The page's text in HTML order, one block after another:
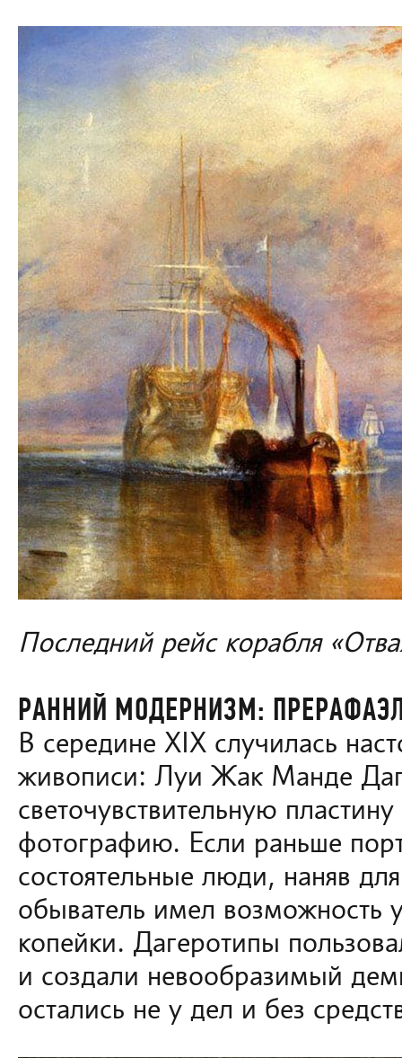
Последний рейс корабля
РАННИЙ МОДЕРНИЗМ:
В середине XIX случилась
живописи: Луи Жак Манде
светочувствительную
фотографию. Если раньше
состоятельные люди, наняв
обыватель имел возможность
копейки. Дагеротипы
и создали невообразимый
остались не у дел и без